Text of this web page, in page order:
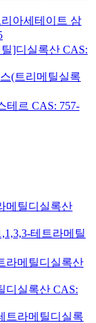
아세테이트 삼
]디실록산 CAS:
(트리메틸실록
테르 CAS: 757-
메틸디실록산
테트라메틸
라메틸디실록산
디실록산 CAS:
트라메틸디실록